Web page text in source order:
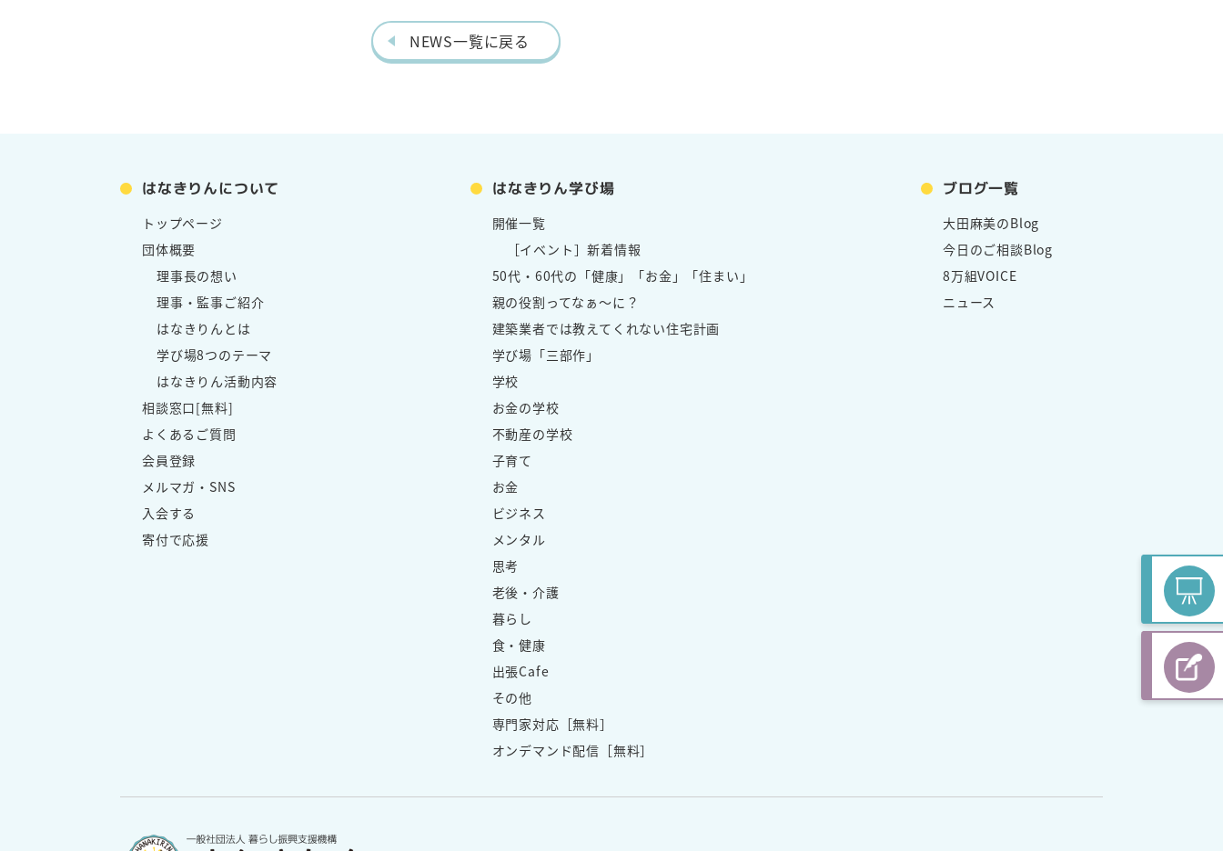
NEWS一覧に戻る
はなきりんについて
トップページ
団体概要
理事長の想い
理事・監事ご紹介
はなきりんとは
学び場8つのテーマ
はなきりん活動内容
相談窓口[無料]
よくあるご質問
会員登録
メルマガ・SNS
入会する
寄付で応援
はなきりん学び場
開催一覧
［イベント］新着情報
50代・60代の「健康」「お金」「住まい」
親の役割ってなぁ～に？
建築業者では教えてくれない住宅計画
学び場「三部作」
学校
お金の学校
不動産の学校
子育て
お金
ビジネス
メンタル
思考
老後・介護
暮らし
食・健康
出張Cafe
その他
専門家対応［無料］
オンデマンド配信［無料］
ブログ一覧
大田麻美のBlog
今日のご相談Blog
8万組VOICE
ニュース